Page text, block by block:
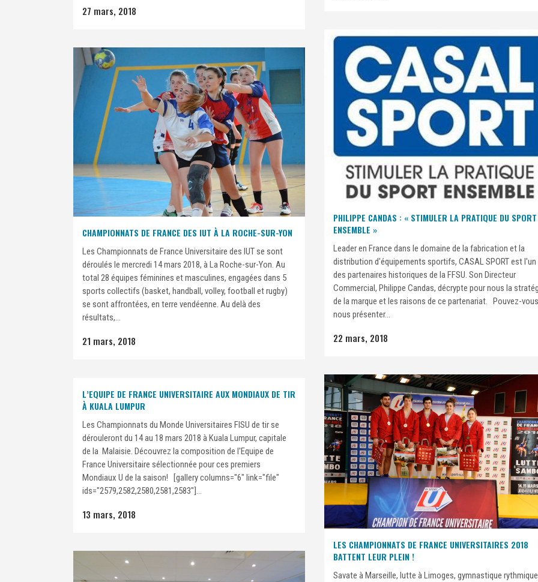
27 mars, 2018
PHILIPPE CANDAS : « STIMULER LA PRATIQUE DU SPORT
ENSEMBLE »
Leader en France dans le domaine de la fabrication et la
distribution d'équipements sportifs, CASAL SPORT est l'un
des partenaires historiques de la FFSU. Son Directeur
Commercial, Philippe Candas, décrypte pour nous la
de la marque et les raisons de ce partenariat. Pouvez-vous
nous présenter...
22 mars, 2018
CHAMPIONNATS DE FRANCE DES IUT À LA ROCHE-SUR-YON
Les Championnats de France Universitaire des IUT se sont
déroulés le mercredi 14 mars 2018, à La Roche-sur-Yon. Au
total 28 équipes féminines et masculines, engagées dans 5
sports collectifs (basket, handball, volley, football et rugby)
se sont affrontées, en terre vendéenne. Au delà des
résultats,...
21 mars, 2018
LES CHAMPIONNATS DE FRANCE UNIVERSITAIRES 2018
BATTENT LEUR PLEIN !
Savate à Marseille, lutte à Limoges, gymnastique
L’EQUIPE DE FRANCE UNIVERSITAIRE AUX MONDIAUX DE TIR
À KUALA LUMPUR
Les Championnats du Monde Universitaires FISU de tir se
dérouleront du 14 au 18 mars 2018 à Kuala Lumpur, capitale
de la Malaisie. Découvrez la composition de l'Equipe de
France Universitaire sélectionnée pour ces premiers
Mondiaux U de la saison! [gallery columns="6" link="file"
ids="2579,2582,2580,2581,2583"]...
13 mars, 2018